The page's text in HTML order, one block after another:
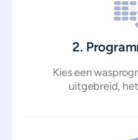
2.
Kies een
uitgebreid,